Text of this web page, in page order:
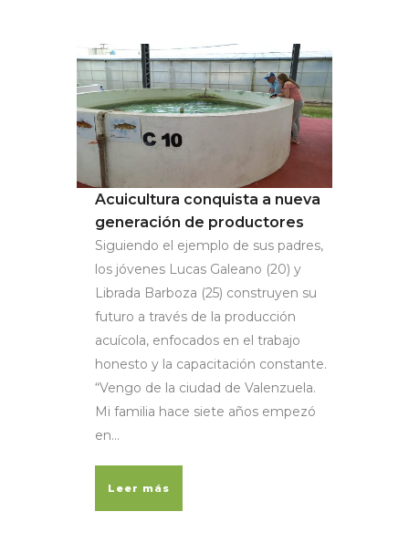
Acuicultura conquista a nueva
generación de productores
Siguiendo el ejemplo de sus padres,
los jóvenes Lucas Galeano (20) y
Librada Barboza (25) construyen su
futuro a través de la producción
acuícola, enfocados en el trabajo
honesto y la capacitación constante.
“Vengo de la ciudad de Valenzuela.
Mi familia hace siete años empezó
en...
Leer más